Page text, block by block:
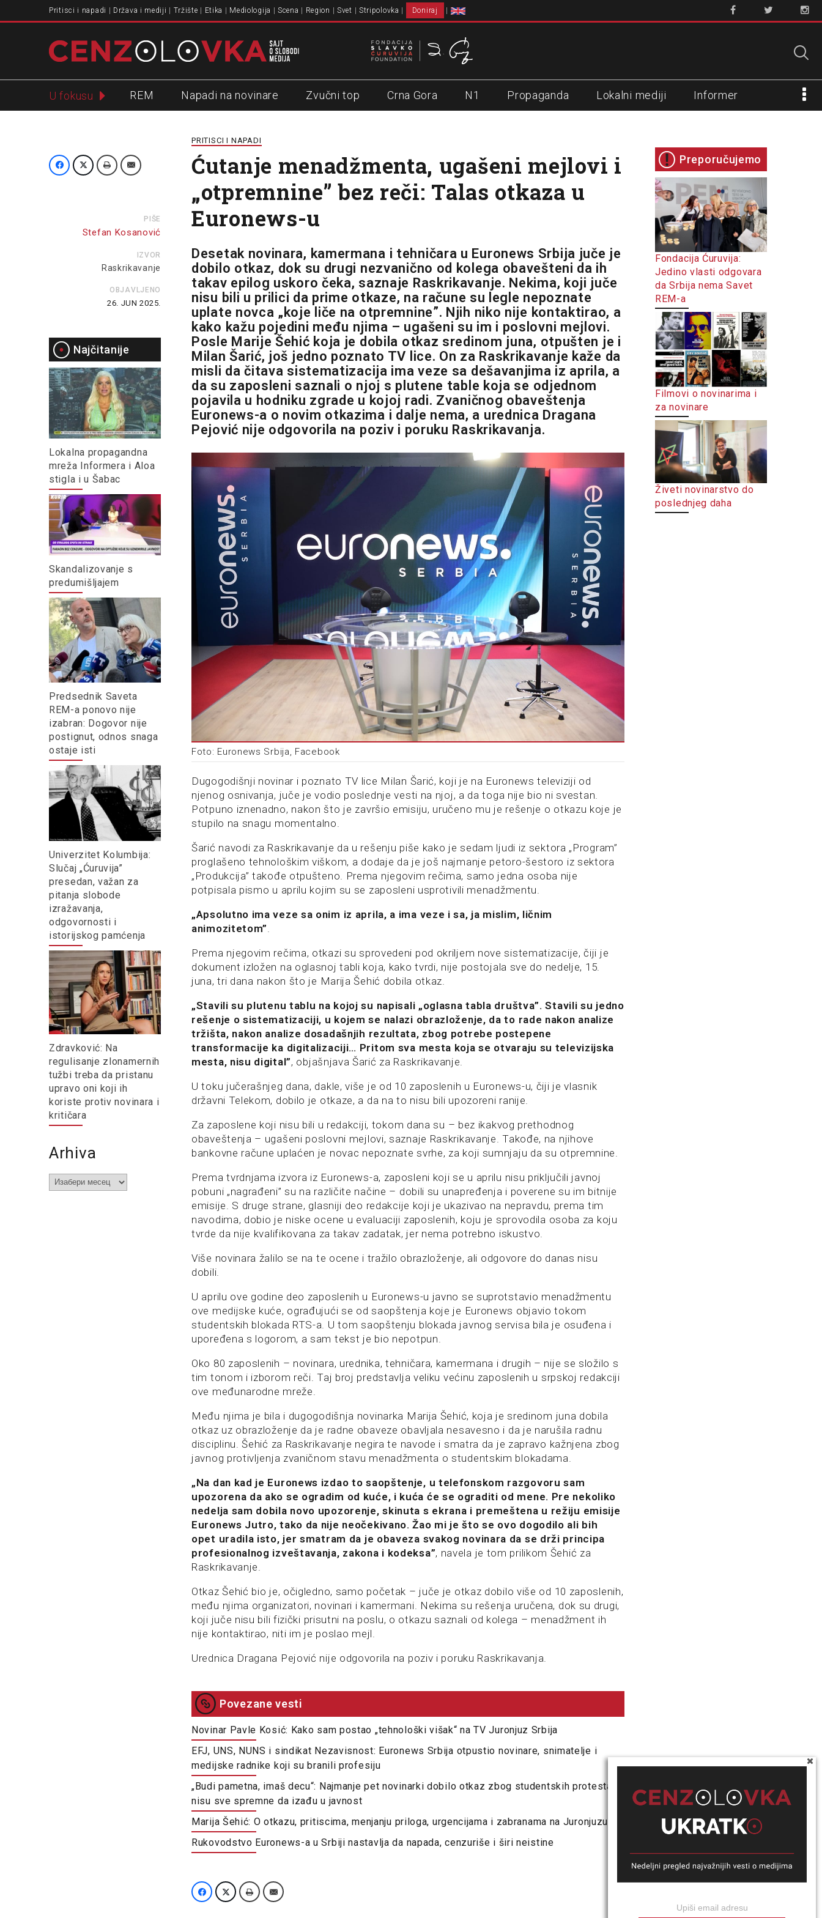
Pritisci i napadi Država i mediji Tržište Etika Mediologija Scena Region Svet Stripolovka Doniraj
U fokusu REM Napadi na novinare Zvučni top Crna Gora N1 Propaganda Lokalni mediji Informer
PIŠE
Stefan Kosanović
IZVOR
Raskrikavanje
OBJAVLJENO
26. JUN 2025.
Najčitanije
Lokalna propagandna
mreža Informera i Aloa
stigla i u Šabac
Skandalizovanje s
predumišljajem
Predsednik Saveta
REM-a ponovo nije
izabran: Dogovor nije
postignut, odnos snaga
ostaje isti
Univerzitet Kolumbija:
Slučaj „Ćuruvija”
presedan, važan za
pitanja slobode
izražavanja,
odgovornosti i
istorijskog pamćenja
Zdravković: Na
regulisanje zlonamernih
tužbi treba da pristanu
upravo oni koji ih
koriste protiv novinara i
kritičara
Arhiva
Arhiva
PRITISCI I NAPADI
Ćutanje menadžmenta, ugašeni mejlovi i
„otpremnine” bez reči: Talas otkaza u
Euronews-u
Desetak novinara, kamermana i tehničara u Euronews Srbija juče je
dobilo otkaz, dok su drugi nezvanično od kolega obavešteni da ih
takav epilog uskoro čeka, saznaje Raskrikavanje. Nekima, koji juče
nisu bili u prilici da prime otkaze, na račune su legle nepoznate
uplate novca „koje liče na otpremnine”. Njih niko nije kontaktirao, a
kako kažu pojedini među njima – ugašeni su im i poslovni mejlovi.
Posle Marije Šehić koja je dobila otkaz sredinom juna, otpušten je i
Milan Šarić, još jedno poznato TV lice. On za Raskrikavanje kaže da
misli da čitava sistematizacija ima veze sa dešavanjima iz aprila, a
da su zaposleni saznali o njoj s plutene table koja se odjednom
pojavila u hodniku zgrade u kojoj radi. Zvaničnog obaveštenja
Euronews-a o novim otkazima i dalje nema, a urednica Dragana
Pejović nije odgovorila na poziv i poruku Raskrikavanja.
Foto: Euronews Srbija, Facebook
Dugogodišnji novinar i poznato TV lice Milan Šarić, koji je na Euronews televiziji od
njenog osnivanja, juče je vodio poslednje vesti na njoj, a da toga nije bio ni svestan.
Potpuno iznenadno, nakon što je završio emisiju, uručeno mu je rešenje o otkazu koje je
stupilo na snagu momentalno.
Šarić navodi za Raskrikavanje da u rešenju piše kako je sedam ljudi iz sektora „Program”
proglašeno tehnološkim viškom, a dodaje da je još najmanje petoro-šestoro iz sektora
„Produkcija” takođe otpušteno. Prema njegovim rečima, samo jedna osoba nije
potpisala pismo u aprilu kojim su se zaposleni usprotivili menadžmentu.
„Apsolutno ima veze sa onim iz aprila, a ima veze i sa, ja mislim, ličnim
animozitetom”
Prema njegovim rečima, otkazi su sprovedeni pod okriljem nove sistematizacije, čiji je
dokument izložen na oglasnoj tabli koja, kako tvrdi, nije postojala sve do nedelje, 15.
juna, tri dana nakon što je Marija Šehić dobila otkaz.
„Stavili su plutenu tablu na kojoj su napisali „oglasna tabla društva”. Stavili su jedno
rešenje o sistematizaciji, u kojem se nalazi obrazloženje, da to rade nakon analize
tržišta, nakon analize dosadašnjih rezultata, zbog potrebe postepene
transformacije ka digitalizaciji… Pritom sva mesta koja se otvaraju su televizijska
mesta, nisu digital”, objašnjava Šarić za Raskrikavanje.
U toku jučerašnjeg dana, dakle, više je od 10 zaposlenih u Euronews-u, čiji je vlasnik
državni Telekom, dobilo je otkaze, a da na to nisu bili upozoreni ranije.
Za zaposlene koji nisu bili u redakciji, tokom dana su – bez ikakvog prethodnog
obaveštenja – ugašeni poslovni mejlovi, saznaje Raskrikavanje. Takođe, na njihove
bankovne račune uplaćen je novac nepoznate svrhe, za koji sumnjaju da su otpremnine.
Prema tvrdnjama izvora iz Euronews-a, zaposleni koji se u aprilu nisu priključili javnoj
pobuni „nagrađeni” su na različite načine – dobili su unapređenja i poverene su im bitnije
emisije. S druge strane, glasniji deo redakcije koji je ukazivao na nepravdu, prema tim
navodima, dobio je niske ocene u evaluaciji zaposlenih, koju je sprovodila osoba za koju
tvrde da nije kvalifikovana za takav zadatak, jer nema potrebno iskustvo.
Više novinara žalilo se na te ocene i tražilo obrazloženje, ali odgovore do danas nisu
dobili.
U aprilu ove godine deo zaposlenih u Euronews-u javno se suprotstavio menadžmentu
ove medijske kuće, ograđujući se od saopštenja koje je Euronews objavio tokom
studentskih blokada RTS-a. U tom saopštenju blokada javnog servisa bila je osuđena i
upoređena s logorom, a sam tekst je bio nepotpun.
Oko 80 zaposlenih – novinara, urednika, tehničara, kamermana i drugih – nije se složilo s
tim tonom i izborom reči. Taj broj predstavlja veliku većinu zaposlenih u srpskoj redakciji
ove međunarodne mreže.
Među njima je bila i dugogodišnja novinarka Marija Šehić, koja je sredinom juna dobila
otkaz uz obrazloženje da je radne obaveze obavljala nesavesno i da je narušila radnu
disciplinu. Šehić za Raskrikavanje negira te navode i smatra da je zapravo kažnjena zbog
javnog protivljenja zvaničnom stavu menadžmenta o studentskim blokadama.
„Na dan kad je Euronews izdao to saopštenje, u telefonskom razgovoru sam
upozorena da ako se ogradim od kuće, i kuća će se ograditi od mene. Pre nekoliko
nedelja sam dobila novo upozorenje, skinuta s ekrana i premeštena u režiju emisije
Euronews Jutro, tako da nije neočekivano. Žao mi je što se ovo dogodilo ali bih
opet uradila isto, jer smatram da je obaveza svakog novinara da se drži principa
profesionalnog izveštavanja, zakona i kodeksa”, navela je tom prilikom Šehić za
Raskrikavanje.
Otkaz Šehić bio je, očigledno, samo početak – juče je otkaz dobilo više od 10 zaposlenih,
među njima organizatori, novinari i kamermani. Nekima su rešenja uručena, dok su drugi,
koji juče nisu bili fizički prisutni na poslu, o otkazu saznali od kolega – menadžment ih
nije kontaktirao, niti im je poslao mejl.
Urednica Dragana Pejović nije odgovorila na poziv i poruku Raskrikavanja.
Povezane vesti
Novinar Pavle Kosić: Kako sam postao „tehnološki višak“ na TV Juronjuz Srbija
EFJ, UNS, NUNS i sindikat Nezavisnost: Euronews Srbija otpustio novinare, snimatelje i
medijske radnike koji su branili profesiju
„Budi pametna, imaš decu“: Najmanje pet novinarki dobilo otkaz zbog studentskih protesta,
nisu sve spremne da izađu u javnost
Marija Šehić: O otkazu, pritiscima, menjanju priloga, urgencijama i zabranama na Juronjuzu
Rukovodstvo Euronews-a u Srbiji nastavlja da napada, cenzuriše i širi neistine
Preporučujemo
Fondacija Ćuruvija:
Jedino vlasti odgovara
da Srbija nema Savet
REM-a
Filmovi o novinarima i
za novinare
Živeti novinarstvo do
poslednjeg daha